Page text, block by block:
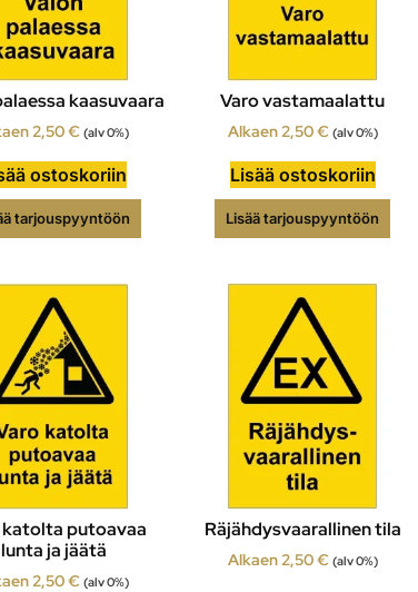
kaasuvaara
2,50€ (alv 0%)
ostoskoriin
tarjouspyyntöön
Varo vastamaalattu
Alkaen2,50€ (alv 0%)
Lisää ostoskoriin
Lisää tarjouspyyntöön
katolta putoavaa
lunta ja jäätä
2,50€ (alv 0%)
Räjähdysvaarallinen tila
Alkaen2,50€ (alv 0%)